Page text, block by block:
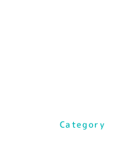
Category